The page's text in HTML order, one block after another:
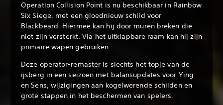
Operation Collision Point is nu beschikbaar in Rainbow
Six Siege, met een gloednieuw schild voor
Blackbeard. Hiermee kan hij door muren breken die
niet zijn versterkt. Via het uitklapbare raam kan hij zijn
primaire wapen gebruiken.
Deze operator-remaster is slechts het topje van de
ijsberg in een seizoen met balansupdates voor Ying
en Sens, wijzigingen aan kogelwerende schilden en
grote stappen in het beschermen van spelers.